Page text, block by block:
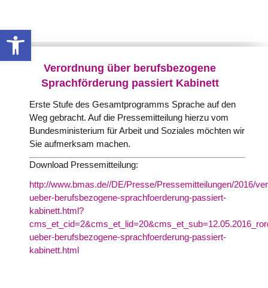
Werkzeugleiste öffnen
Verordnung über berufsbezogene
Sprachförderung passiert Kabinett
Erste Stufe des Gesamtprogramms Sprache auf den
Weg gebracht. Auf die Pressemitteilung hierzu vom
Bundesministerium für Arbeit und Soziales möchten wir
Sie aufmerksam machen.
Download Pressemitteilung:
http://www.bmas.de//DE/Presse/Pressemitteilungen/2016/
ueber-berufsbezogene-sprachfoerderung-passiert-
kabinett.html?
ueber-berufsbezogene-sprachfoerderung-passiert-
kabinett.html